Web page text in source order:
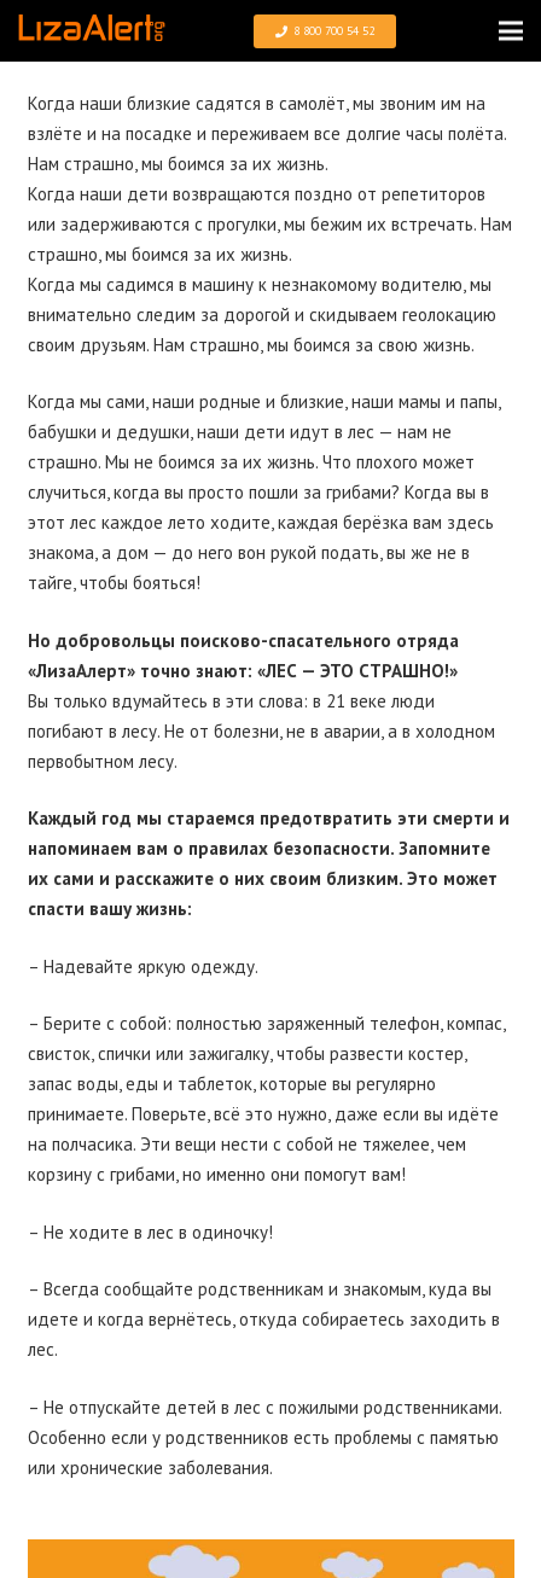
8 800 700 54 52
Когда наши близкие садятся в самолёт, мы звоним им на
взлёте и на посадке и переживаем все долгие часы полёта.
Нам страшно, мы боимся за их жизнь.
Когда наши дети возвращаются поздно от репетиторов
или задерживаются с прогулки, мы бежим их встречать. Нам
страшно, мы боимся за их жизнь.
Когда мы садимся в машину к незнакомому водителю, мы
внимательно следим за дорогой и скидываем геолокацию
своим друзьям. Нам страшно, мы боимся за свою жизнь.
Когда мы сами, наши родные и близкие, наши мамы и папы,
бабушки и дедушки, наши дети идут в лес — нам не
страшно. Мы не боимся за их жизнь. Что плохого может
случиться, когда вы просто пошли за грибами? Когда вы в
этот лес каждое лето ходите, каждая берёзка вам здесь
знакома, а дом — до него вон рукой подать, вы же не в
тайге, чтобы бояться!
Но добровольцы поисково-спасательного отряда
«ЛизаАлерт» точно знают: «ЛЕС — ЭТО СТРАШНО!»
Вы только вдумайтесь в эти слова: в 21 веке люди
погибают в лесу. Не от болезни, не в аварии, а в холодном
первобытном лесу.
Каждый год мы стараемся предотвратить эти смерти и
напоминаем вам о правилах безопасности. Запомните
их сами и расскажите о них своим близким. Это может
спасти вашу жизнь:
– Надевайте яркую одежду.
– Берите с собой: полностью заряженный телефон, компас,
свисток, спички или зажигалку, чтобы развести костер,
запас воды, еды и таблеток, которые вы регулярно
принимаете. Поверьте, всё это нужно, даже если вы идёте
на полчасика. Эти вещи нести с собой не тяжелее, чем
корзину с грибами, но именно они помогут вам!
– Не ходите в лес в одиночку!
– Всегда сообщайте родственникам и знакомым, куда вы
идете и когда вернëтесь, откуда собираетесь заходить в
лес.
– Не отпускайте детей в лес с пожилыми родственниками.
Особенно если у родственников есть проблемы с памятью
или хронические заболевания.